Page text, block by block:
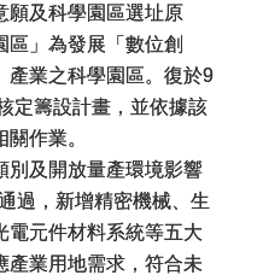
願及科學園區選址原
區」為發展「數位創
產業之科學園區。復於9
定籌設計畫，並依據該
作業。
別及開放量產環境影響
過，新增精密機械、生
電元件材料系統等五大
產業用地需求，符合未